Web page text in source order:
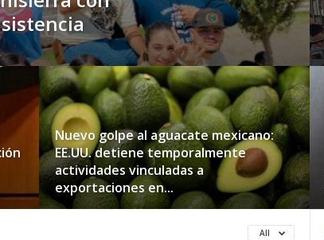
Nuevo golpe al aguacate mexicano:
EE.UU. detiene temporalmente
actividades vinculadas a
exportaciones en...
All